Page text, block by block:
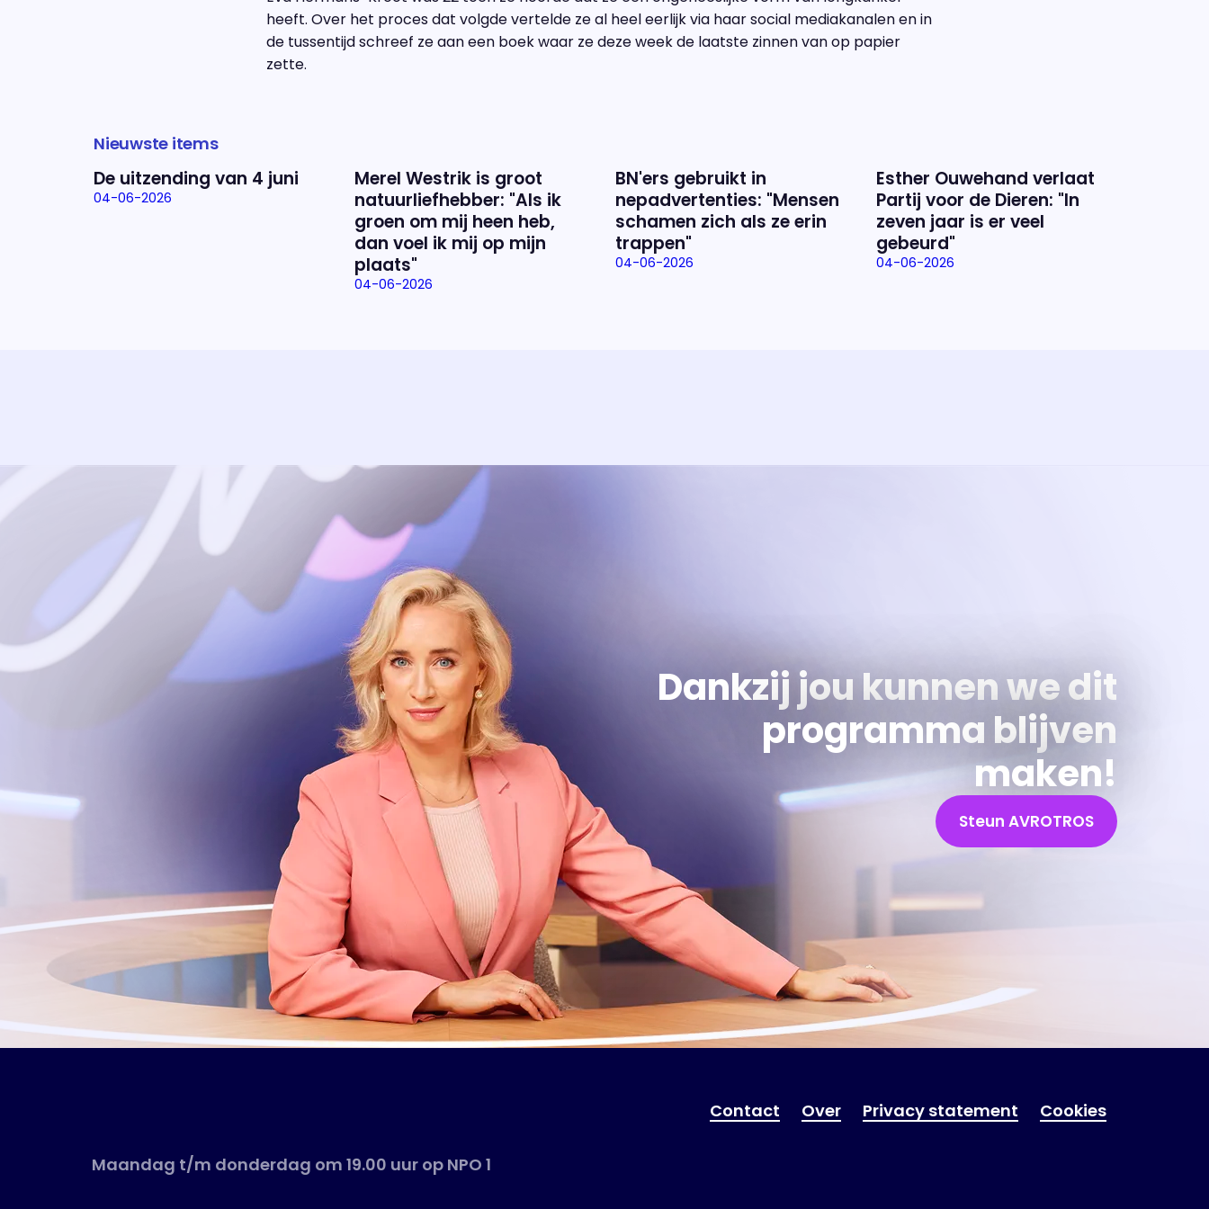
heeft. Over het proces dat volgde vertelde ze al heel eerlijk via haar social mediakanalen en in
de tussentijd schreef ze aan een boek waar ze deze week de laatste zinnen van op papier
zette.
Nieuwste items
De uitzending van 4 juni
04-06-2026
Merel Westrik is groot
natuurliefhebber: "Als ik
groen om mij heen heb,
dan voel ik mij op mijn
plaats"
04-06-2026
BN'ers gebruikt in
nepadvertenties: "Mensen
schamen zich als ze erin
trappen"
04-06-2026
Esther Ouwehand verlaat
Partij voor de Dieren: "In
zeven jaar is er veel
gebeurd"
04-06-2026
Dankzij jou kunnen we dit
programma blijven
maken!
Steun AVROTROS
Maandag t/m donderdag om 19.00 uur op NPO 1
Contact Over Privacy statement Cookies